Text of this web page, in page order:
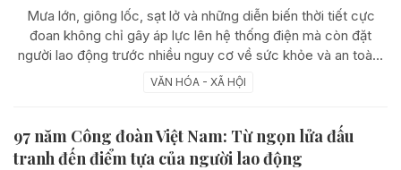
Mưa lớn, giông lốc, sạt lở và những diễn biến thời tiết cực
đoan không chỉ gây áp lực lên hệ thống điện mà còn đặt
người lao động trước nhiều nguy cơ về sức khỏe và an toàn.
Trước mùa mưa bão, Tổng công ty Điện lực miền Bắc
(EVNNPC) cùng các đơn vị thành viên đã chủ động triển khai
điều kiện tiên quyết để duy trì vận hành lưới điện an toàn, ổn
định và liên tục.
VĂN HÓA - XÃ HỘI
97 năm Công đoàn Việt Nam: Từ ngọn lửa đấu
tranh đến điểm tựa của người lao động